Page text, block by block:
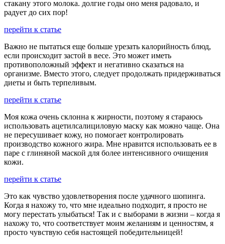
стакану этого молока. долгие годы оно меня радовало, и
радует до сих пор!
перейти к статье
Важно не пытаться еще больше урезать калорийность блюд,
если происходит застой в весе. Это может иметь
противоположный эффект и негативно сказаться на
организме. Вместо этого, следует продолжать придерживаться
диеты и быть терпеливым.
перейти к статье
Моя кожа очень склонна к жирности, поэтому я стараюсь
использовать ацетилсалициловую маску как можно чаще. Она
не пересушивает кожу, но помогает контролировать
производство кожного жира. Мне нравится использовать ее в
паре с глиняной маской для более интенсивного очищения
кожи.
перейти к статье
Это как чувство удовлетворения после удачного шопинга.
Когда я нахожу то, что мне идеально подходит, я просто не
могу перестать улыбаться! Так и с выборами в жизни – когда я
нахожу то, что соответствует моим желаниям и ценностям, я
просто чувствую себя настоящей победительницей!